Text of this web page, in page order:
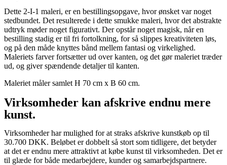
Dette 2-I-1 maleri, er en bestillingsopgave, hvor ønsket var noget
stedbundet. Det resulterede i dette smukke maleri, hvor det abstrakte
udtryk møder noget figurativt. Der opstår noget magisk, når en
bestilling stadig er til fri fortolkning, for så slippes kreativiteten løs,
og på den måde knyttes bånd mellem fantasi og virkelighed.
Maleriets farver fortsætter ud over kanten, og det gør maleriet træder
ud, og giver spændende detaljer til kanten.
Maleriet måler samlet H 70 cm x B 60 cm.
Virksomheder kan afskrive endnu mere
kunst.
Virksomheder har mulighed for at straks afskrive kunstkøb op til
30.700 DKK. Beløbet er dobbelt så stort som tidligere, det betyder
at det er endnu mere attraktivt at købe kunst til virksomheden. Det er
til glæde for både medarbejdere, kunder og samarbejdspartnere.